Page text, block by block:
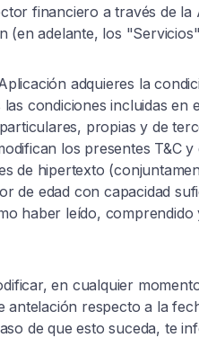
financiero a través de
(en adelante, los
adquieres la
condiciones incluidas en
propias y de
los presentes T&C
de hipertexto
de edad con capacidad
haber leído,
en cualquier
antelación respecto a la
de que esto suceda, te